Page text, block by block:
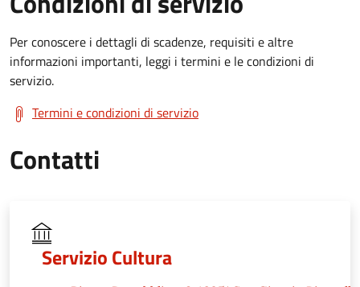
Per conoscere i dettagli di scadenze, requisiti e altre
informazioni importanti, leggi i termini e le condizioni di
servizio.
Termini e condizioni di servizio
Contatti
Servizio Cultura